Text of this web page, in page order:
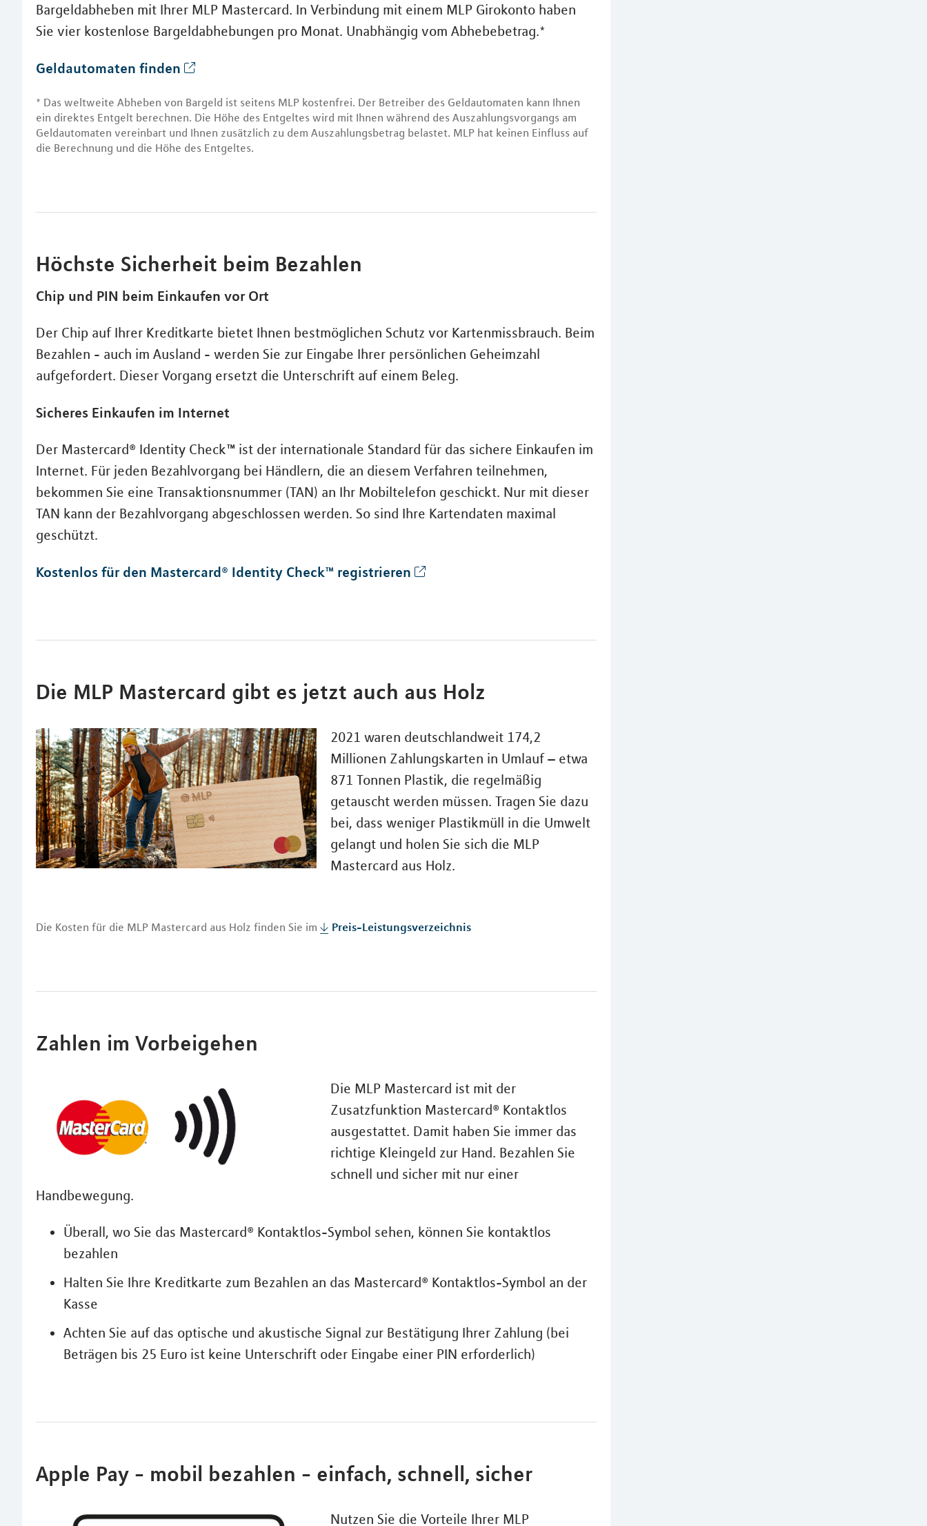
Bargeldabheben mit Ihrer MLP Mastercard. In Verbindung mit einem MLP Girokonto haben
Sie vier kostenlose Bargeldabhebungen pro Monat. Unabhängig vom Abhebebetrag.*
Geldautomaten finden
* Das weltweite Abheben von Bargeld ist seitens MLP kostenfrei. Der Betreiber des Geldautomaten kann Ihnen
ein direktes Entgelt berechnen. Die Höhe des Entgeltes wird mit Ihnen während des Auszahlungsvorgangs am
Geldautomaten vereinbart und Ihnen zusätzlich zu dem Auszahlungsbetrag belastet. MLP hat keinen Einfluss auf
die Berechnung und die Höhe des Entgeltes.
Höchste Sicherheit beim Bezahlen
Chip und PIN beim Einkaufen vor Ort
Der Chip auf Ihrer Kreditkarte bietet Ihnen bestmöglichen Schutz vor Kartenmissbrauch. Beim
Bezahlen - auch im Ausland - werden Sie zur Eingabe Ihrer persönlichen Geheimzahl
aufgefordert. Dieser Vorgang ersetzt die Unterschrift auf einem Beleg.
Sicheres Einkaufen im Internet
Der Mastercard® Identity Check™ ist der internationale Standard für das sichere Einkaufen im
Internet. Für jeden Bezahlvorgang bei Händlern, die an diesem Verfahren teilnehmen,
bekommen Sie eine Transaktionsnummer (TAN) an Ihr Mobiltelefon geschickt. Nur mit dieser
TAN kann der Bezahlvorgang abgeschlossen werden. So sind Ihre Kartendaten maximal
geschützt.
Kostenlos für den Mastercard® Identity Check™ registrieren
Die MLP Mastercard gibt es jetzt auch aus Holz
2021 waren deutschlandweit 174,2
Millionen Zahlungskarten in Umlauf – etwa
871 Tonnen Plastik, die regelmäßig
getauscht werden müssen. Tragen Sie dazu
bei, dass weniger Plastikmüll in die Umwelt
gelangt und holen Sie sich die MLP
Mastercard aus Holz.
Die Kosten für die MLP Mastercard aus Holz finden Sie im Preis-Leistungsverzeichnis
Zahlen im Vorbeigehen
Die MLP Mastercard ist mit der
Zusatzfunktion Mastercard® Kontaktlos
ausgestattet. Damit haben Sie immer das
richtige Kleingeld zur Hand. Bezahlen Sie
schnell und sicher mit nur einer
Handbewegung.
Überall, wo Sie das Mastercard® Kontaktlos-Symbol sehen, können Sie kontaktlos
bezahlen
Halten Sie Ihre Kreditkarte zum Bezahlen an das Mastercard® Kontaktlos-Symbol an der
Kasse
Achten Sie auf das optische und akustische Signal zur Bestätigung Ihrer Zahlung (bei
Beträgen bis 25 Euro ist keine Unterschrift oder Eingabe einer PIN erforderlich)
Apple Pay - mobil bezahlen - einfach, schnell, sicher
Nutzen Sie die Vorteile Ihrer MLP